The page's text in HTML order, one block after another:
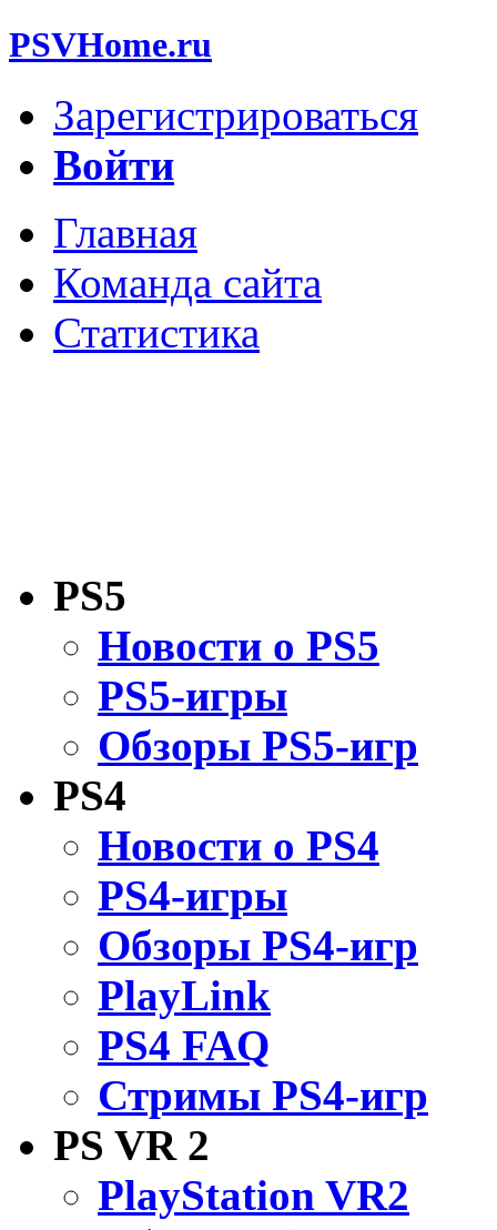
PSVHome.ru
Зарегистрироваться
Войти
Главная
Команда сайта
Статистика
PS5
Новости о PS5
PS5-игры
Обзоры PS5-игр
PS4
Новости о PS4
PS4-игры
Обзоры PS4-игр
PlayLink
PS4 FAQ
Стримы PS4-игр
PS VR 2
PlayStation VR2